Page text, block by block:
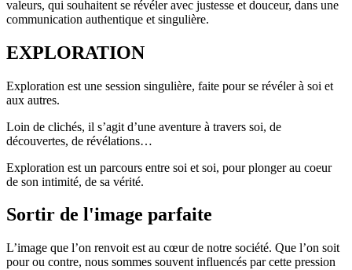
valeurs, qui souhaitent se révéler avec justesse et douceur, dans une
communication authentique et singulière.
EXPLORATION
Exploration est une session singulière, faite pour se révéler à soi et
aux autres.
Loin de clichés, il s’agit d’une aventure à travers soi, de
découvertes, de révélations…
Exploration est un parcours entre soi et soi, pour plonger au coeur
de son intimité, de sa vérité.
Sortir de l'image parfaite
L’image que l’on renvoit est au cœur de notre société. Que l’on soit
pour ou contre, nous sommes souvent influencés par cette pression